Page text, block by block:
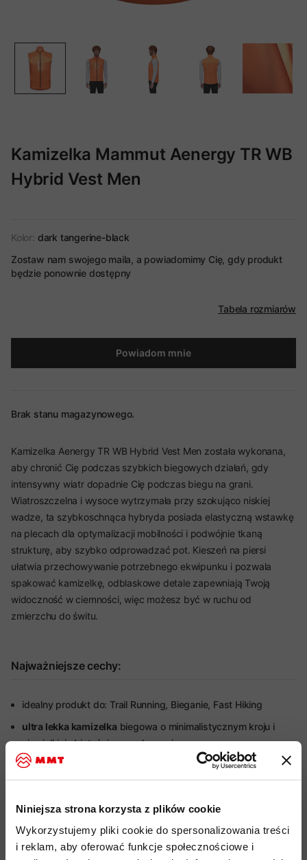
Niniejsza strona korzysta z plików cookie
Wykorzystujemy pliki cookie do spersonalizowania treści
i reklam, aby oferować funkcje społecznościowe i
Kamizelka Mammut Aenergy TR WB
Hybrid Vest Men
Kolor: dark tangerine-black
Zostaw nam swojego maila, a powiadomimy Cię, gdy produkt
będzie ponownie dostępny
Tabela rozmiarów
Powiadom mnie
Brak stanu magazynowego.
Kamizelka Aenergy TR WB Hybrid Vest Men została wykonana,
aby chronić Cię podczas szybkich biegowych działań, gdy
intensywny wiatr dopadnie Cię podczas biegu na grani.
Wiatroszczelna i wysoce wytrzymała przy szokująco niskiej
wadze, ta szybkoschnąca hybryda posiada elastyczną wstawkę
na plecach dla optymalizacji mobilności i podwójnie tkaną
strukturę, aby szybko odprowadzać pot. Kieszeń na piersi
ułatwia przechowywanie potrzebnego ekwipunku i pozwala
spakować kamizelkę, odblaskowe detale zapewniają Twoją
widoczność w ciemności, więc możesz być w ruchu od
zmierzchu do świtu.
Najważniejsze cechy:
idealny produkt do: Trail Running, Bieganie, Fast Hiking
ultra lekka kamizelka biegowa o minimalistycznym kroju i
niewielkiej objętości po spakowaniu
kamizelka wykonana z
bardzo lekkiego, oddychającego
wysoce wytrzymałego i wiatroszczelnegomateriałuPertex®
oddychalność oraz mobilność